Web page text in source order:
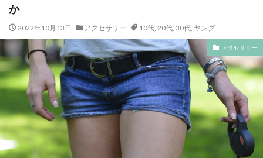
か
2022年10月13日 アクセサリー 10代, 20代, 30代, ヤング
アクセサリー